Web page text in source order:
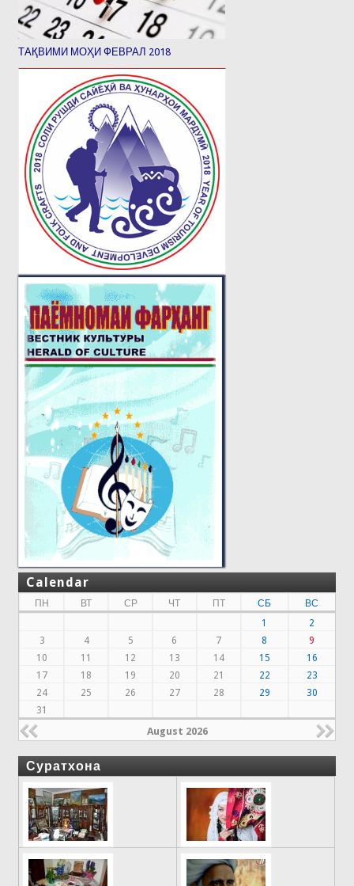
ТАҚВИМИ МОҲИ ФЕВРАЛ 2018
Calendar
ПН ВТ СР ЧТ ПТ СБ
ВС
1
2
3
4 5 6 7 8
9
10
11 12 13 14 15
16
17
18 19 20 21 22
23
24
25 26 27 28 29
30
31
August 2026
Суратхона